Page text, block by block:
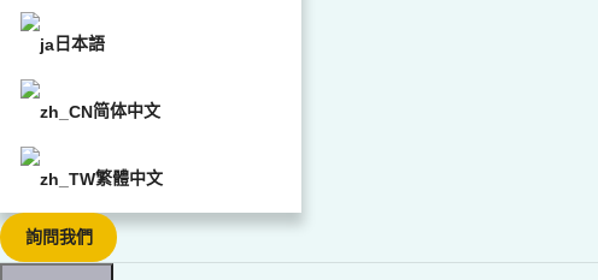
日本語
简体中文
繁體中文
詢問我們